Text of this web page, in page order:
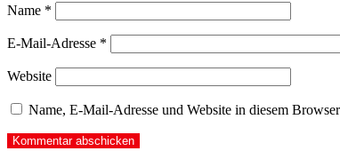
Name *
E-Mail-Adresse *
Website
Name, E-Mail-Adresse und Website in diesem